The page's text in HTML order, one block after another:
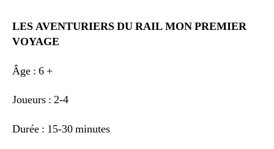
LES AVENTURIERS DU RAIL MON PREMIER
VOYAGE
Âge : 6 +
Joueurs : 2-4
Durée : 15-30 minutes